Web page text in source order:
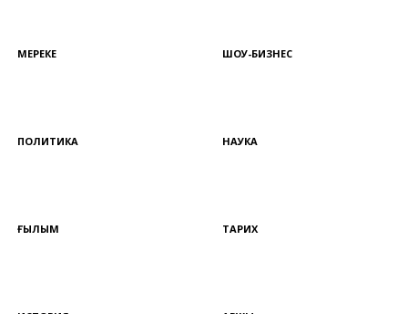
МЕРЕКЕ ШОУ-БИЗНЕС
ПОЛИТИКА НАУКА
ҒЫЛЫМ ТАРИХ